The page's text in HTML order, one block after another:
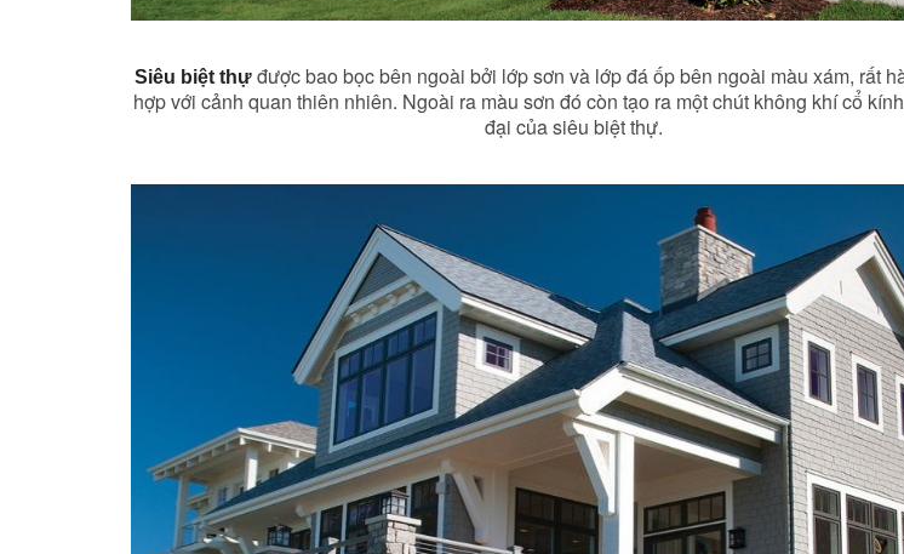
Siêu biệt thự được bao bọc bên ngoài bởi lớp sơn và lớp đá ốp bên ngoài màu xám, rất
hợp với cảnh quan thiên nhiên. Ngoài ra màu sơn đó còn tạo ra một chút không khí cổ
đại của siêu biệt thự.